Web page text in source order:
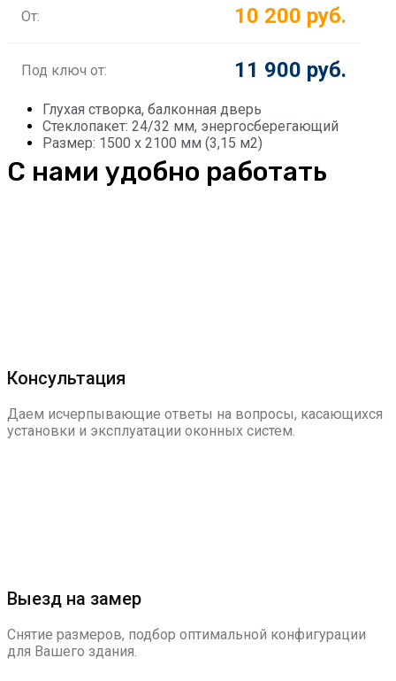
От: 10 200 руб.
Под ключ от: 11 900 руб.
Глухая створка, балконная дверь
Стеклопакет: 24/32 мм, энергосберегающий
Размер: 1500 х 2100 мм (3,15 м2)
С нами удобно работать
Консультация
Даем исчерпывающие ответы на вопросы, касающихся
установки и эксплуатации оконных систем.
Выезд на замер
Снятие размеров, подбор оптимальной конфигурации
для Вашего здания.